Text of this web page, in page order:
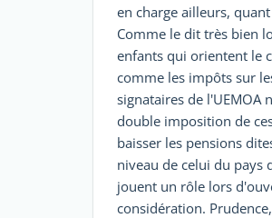
en charge ailleurs,
Comme le dit très bien
enfants qui orientent le
comme les impôts sur
signataires de l'UEMOA
double imposition de
baisser les pensions
niveau de celui du pays
jouent un rôle lors
considération.